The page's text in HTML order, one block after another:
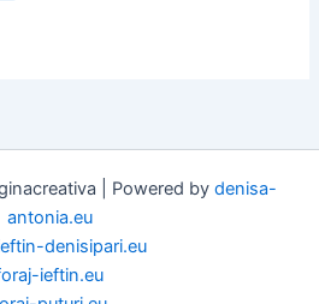
| Powered by denisa-
antonia.eu
denisipari.eu
ieftin.eu